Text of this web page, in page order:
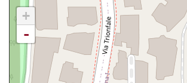
+
-